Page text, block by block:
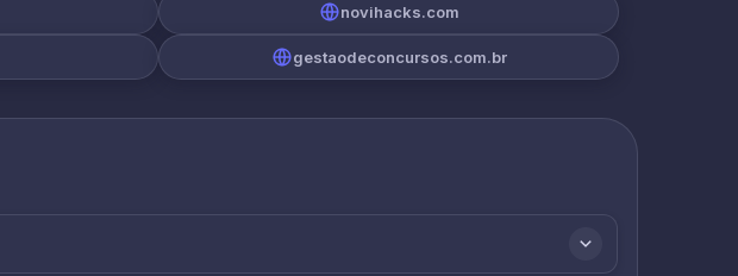
novihacks.com
gestaodeconcursos.com.br